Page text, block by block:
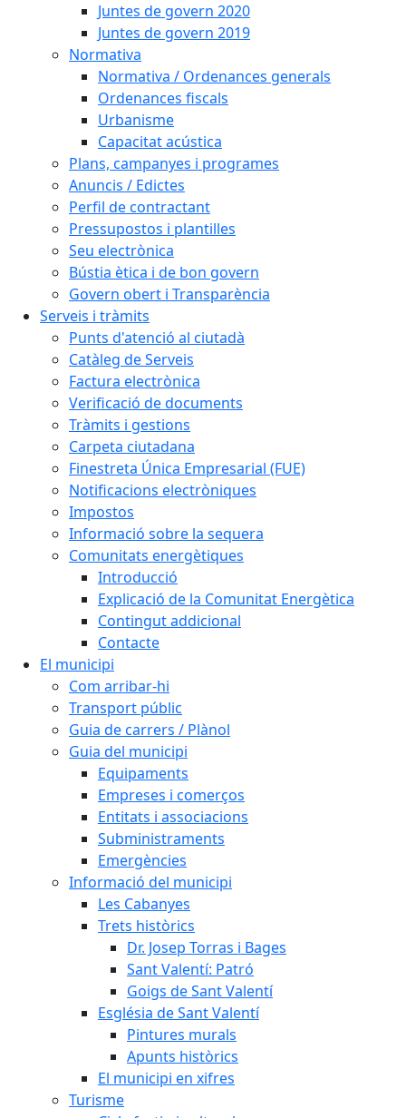
Juntes de govern 2020
Juntes de govern 2019
Normativa
Normativa / Ordenances generals
Ordenances fiscals
Urbanisme
Capacitat acústica
Plans, campanyes i programes
Anuncis / Edictes
Perfil de contractant
Pressupostos i plantilles
Seu electrònica
Bústia ètica i de bon govern
Govern obert i Transparència
Serveis i tràmits
Punts d'atenció al ciutadà
Catàleg de Serveis
Factura electrònica
Verificació de documents
Tràmits i gestions
Carpeta ciutadana
Finestreta Única Empresarial (FUE)
Notificacions electròniques
Impostos
Informació sobre la sequera
Comunitats energètiques
Introducció
Explicació de la Comunitat Energètica
Contingut addicional
Contacte
El municipi
Com arribar-hi
Transport públic
Guia de carrers / Plànol
Guia del municipi
Equipaments
Empreses i comerços
Entitats i associacions
Subministraments
Emergències
Informació del municipi
Les Cabanyes
Trets històrics
Dr. Josep Torras i Bages
Sant Valentí: Patró
Goigs de Sant Valentí
Església de Sant Valentí
Pintures murals
Apunts històrics
El municipi en xifres
Turisme